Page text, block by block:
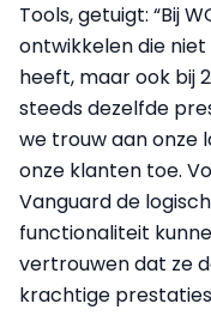
Tools, getuigt: “Bij
ontwikkelen die
heeft, maar ook bij
steeds dezelfde
we trouw aan onze
onze klanten toe.
Vanguard de
functionaliteit
vertrouwen dat ze
krachtige